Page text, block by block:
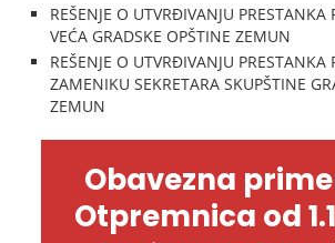
REŠENJE O UTVRĐIVANJU PRESTANKA
VEĆA GRADSKE OPŠTINE ZEMUN
REŠENJE O UTVRĐIVANJU PRESTANKA
ZAMENIKU SEKRETARA SKUPŠTINE
ZEMUN
Obavezna
Otpremnica od